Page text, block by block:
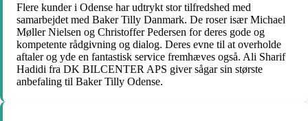
Flere kunder i Odense har udtrykt stor tilfredshed med
samarbejdet med Baker Tilly Danmark. De roser især Michael
Møller Nielsen og Christoffer Pedersen for deres gode og
kompetente rådgivning og dialog. Deres evne til at overholde
aftaler og yde en fantastisk service fremhæves også. Ali Sharif
Hadidi fra DK BILCENTER APS giver sågar sin største
anbefaling til Baker Tilly Odense.